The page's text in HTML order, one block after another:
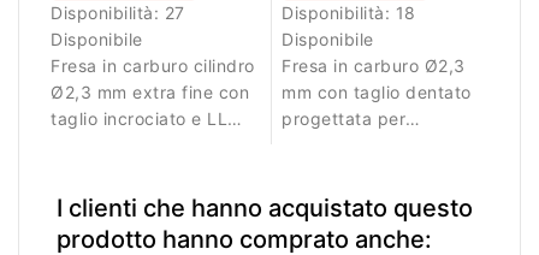
Disponibilità: 27
Disponibile
Fresa in carburo cilindro
Ø2,3 mm extra fine con
taglio incrociato e LL
Disponibilità: 18
Disponibile
Fresa in carburo Ø2,3
mm con taglio dentato
progettata per
precisione.
I clienti che hanno acquistato questo
prodotto hanno comprato anche: